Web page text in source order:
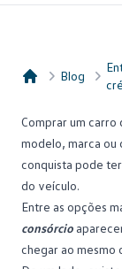
Consórcio
Blog
Comprar um carro
modelo, marca ou
conquista pode
do veículo.
Entre as opções
consórcio
chegar ao